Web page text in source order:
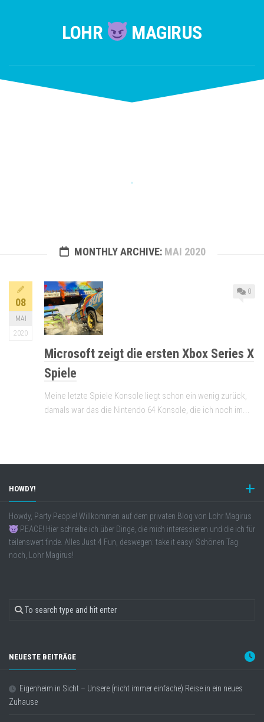
LOHR MAGIRUS
MONTHLY ARCHIVE: MAI 2020
08
MAI
2020
0
Microsoft zeigt die ersten Xbox Series X
Spiele
Meine letzte Spiele Konsole liegt schon ein wenig zurück,
damals war das die Nintendo 64 Konsole, die ich noch im...
HOWDY!
Howdy, Party People! Willkommen auf dem privaten Blog von Lohr Magirus
PEACE! Hier schreibe ich über Dinge, die mich interessieren und die ich für
teilenswert finde. Alles Just 4 Fun, deswegen: take it easy! Schönen Tag
noch, Lohr Magirus!
NEUESTE BEITRÄGE
Eigenheim in Sicht – Unsere (nicht immer einfache) Reise in ein neues
Zuhause